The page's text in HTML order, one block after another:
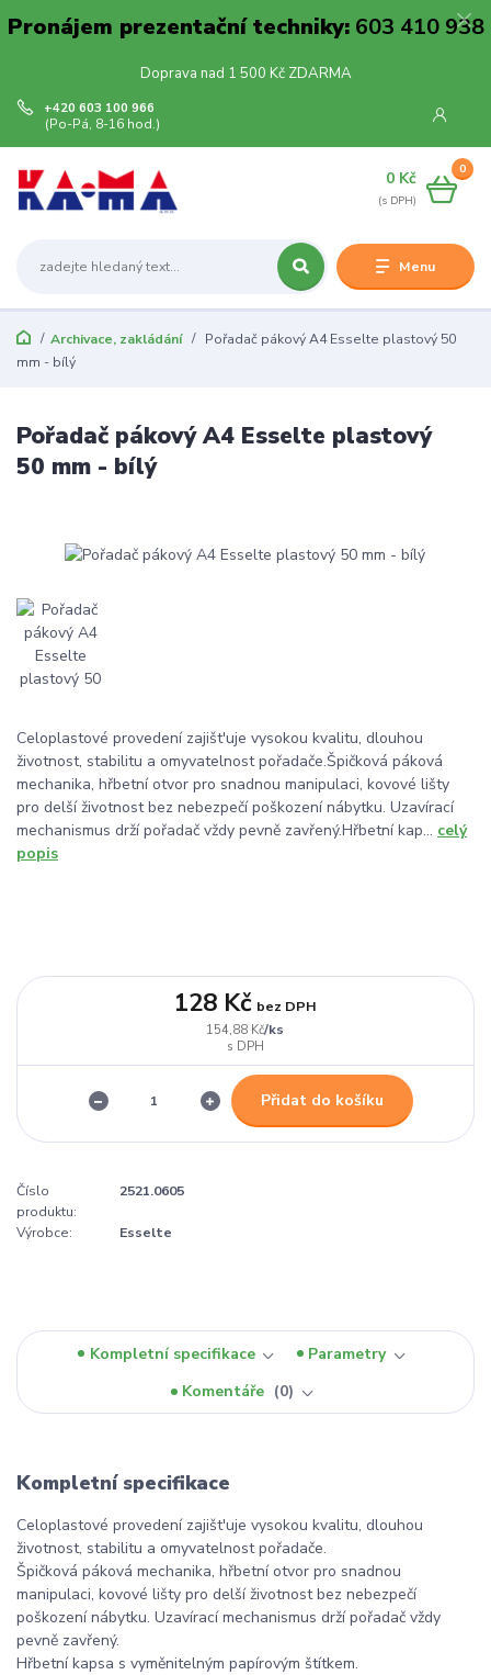
Pronájem prezentační techniky:603 410 938
Doprava nad 1 500 Kč ZDARMA
Menu
+420 603 100 966
(Po-Pá, 8-16 hod.)
0
0 Kč
Archivace, zakládání
Pořadač pákový A4 Esselte plastový 50
mm - bílý
Pořadač pákový A4 Esselte plastový
50 mm - bílý
Celoplastové provedení zajišt'uje vysokou kvalitu, dlouhou
životnost, stabilitu a omyvatelnost pořadače.Špičková páková
mechanika, hřbetní otvor pro snadnou manipulaci, kovové lišty
pro delší životnost bez nebezpečí poškození nábytku. Uzavírací
mechanismus drží pořadač vždy pevně zavřený.Hřbetní kap... celý
popis
154,88 Kč/ks
128 Kč bez DPH
Přidat do košíku
Číslo
produktu:
2521.0605
Výrobce: Esselte
Kompletní specifikace
Parametry
Komentáře
0
Kompletní specifikace
Celoplastové provedení zajišt'uje vysokou kvalitu, dlouhou
životnost, stabilitu a omyvatelnost pořadače.
Špičková páková mechanika, hřbetní otvor pro snadnou
manipulaci, kovové lišty pro delší životnost bez nebezpečí
poškození nábytku. Uzavírací mechanismus drží pořadač vždy
pevně zavřený.
Hřbetní kapsa s vyměnitelným papírovým štítkem.